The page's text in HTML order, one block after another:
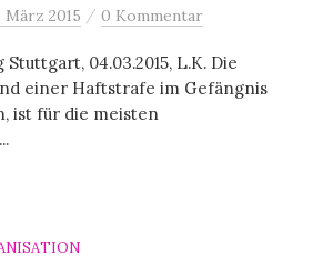
März 2015 / 0 Kommentar
04.03.2015, L.K. Die
einer Haftstrafe im Gefängnis
ist für die meisten